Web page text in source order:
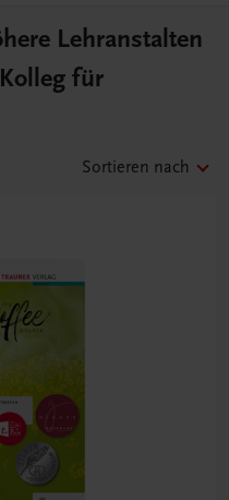
Lehranstalten
für
Sortieren nach